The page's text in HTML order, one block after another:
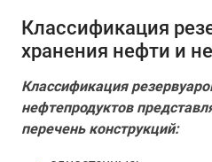
Классификация
хранения нефти и
Классификация
нефтепродуктов
перечень конструкций: